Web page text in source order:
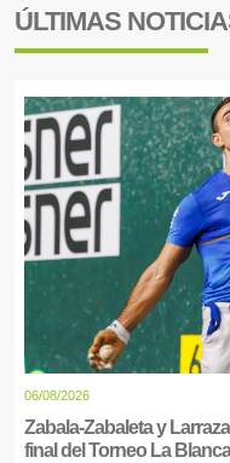
ÚLTIMAS
06/08/2026
Zabala-Zabaleta y
final del Torneo La Blanca